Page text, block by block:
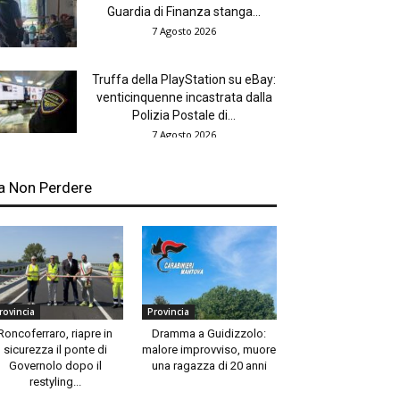
Guardia di Finanza stanga...
7 Agosto 2026
Truffa della PlayStation su eBay:
venticinquenne incastrata dalla
Polizia Postale di...
7 Agosto 2026
Non Perdere
riapre in
sicurezza il ponte di
Governolo dopo il
restyling...
Provincia
Dramma a Guidizzolo:
malore improvviso, muore
una ragazza di 20 anni